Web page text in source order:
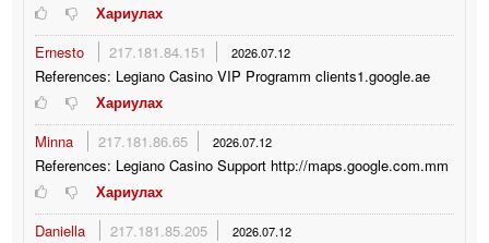
Хариулах
Ernesto
217.181.84.151 2026.07.12
References: Legiano Casino VIP Programm clients1.google.ae
Хариулах
Minna
217.181.86.65 2026.07.12
References: Legiano Casino Support http://maps.google.com.mm
Хариулах
Daniella
217.181.85.205 2026.07.12